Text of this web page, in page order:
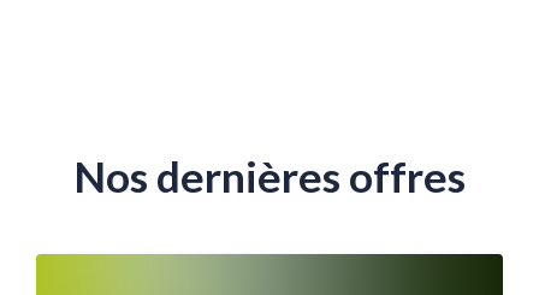
Nos dernières offres